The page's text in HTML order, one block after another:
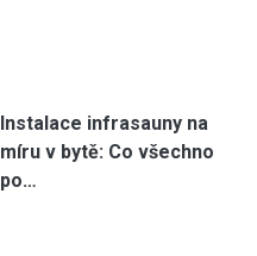
Instalace infrasauny na
míru v bytě: Co všechno
po…